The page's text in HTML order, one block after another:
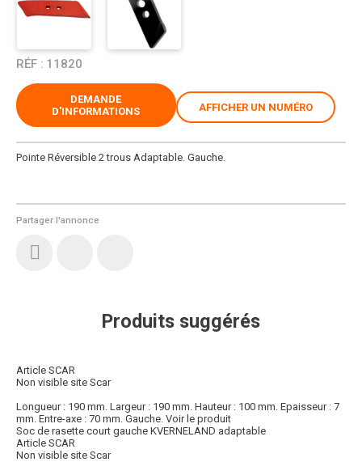
RÉF : 11820
Partager l'annonce
Pointe Réversible 2 trous Adaptable. Gauche.
DEMANDE
D'INFORMATIONS
AFFICHER UN NUMÉRO
Produits suggérés
Article SCAR
Non visible site Scar
Longueur : 190 mm. Largeur : 190 mm. Hauteur : 100 mm. Epaisseur : 7
mm. Entre-axe : 70 mm. Gauche. Voir le produit
Soc de rasette court gauche KVERNELAND adaptable
Article SCAR
Non visible site Scar